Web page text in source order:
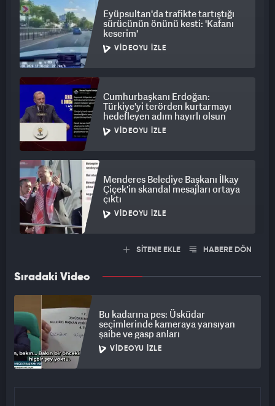
Eyüpsultan'da trafikte tartıştığı
sürücünün önünü kesti: 'Kafanı
keserim'
VIDEOYU İZLE
Cumhurbaşkanı Erdoğan:
Türkiye'yi terörden kurtarmayı
hedefleyen adım hayırlı olsun
VIDEOYU İZLE
Menderes Belediye Başkanı İlkay
Çiçek'in skandal mesajları ortaya
çıktı
VIDEOYU İZLE
SİTENE EKLE HABERE DÖN
Sıradaki Video
Bu kadarına pes: Üsküdar
seçimlerinde kameraya yansıyan
şaibe ve gasp anları
VIDEOYU İZLE